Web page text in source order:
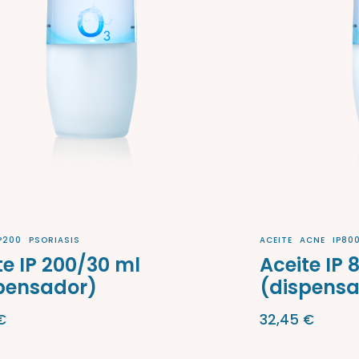
PSORIASIS
IP 200/30 ml
ACEITE ACNE
Aceite IP
32,45 €